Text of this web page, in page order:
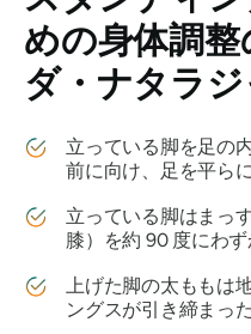
めの身体調
ダ・ナタラ
立っている脚を足の
前に向け、足を平ら
立っている脚はまっ
膝）を約 90 度にわ
上げた脚の太ももは
ングスが引き締まっ